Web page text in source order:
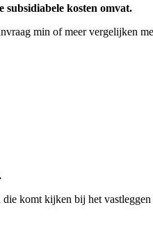
subsidiabele kosten omvat.
min of meer vergelijken
komt kijken bij het